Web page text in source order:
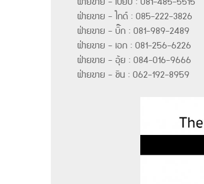
ฝ่ายขาย - ไกด์ : 085-222-3826
ฝ่ายขาย - บิ๊ก : 081-989-2489
ฝ่ายขาย - เอก : 081-256-6226
ฝ่ายขาย - อุ้ย : 084-016-9666
ฝ่ายขาย - ชิน : 062-192-8959